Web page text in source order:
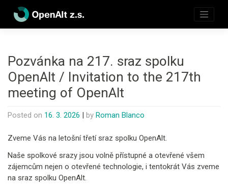
content
Pozvánka na 217. sraz spolku
OpenAlt / Invitation to the 217th
meeting of OpenAlt
Posted on 16. 3. 2026 by Roman Blanco
Zveme Vás na letošní třetí sraz spolku OpenAlt.
Naše spolkové srazy jsou volně přístupné a otevřené všem
zájemcům nejen o otevřené technologie, i tentokrát Vás zveme
na sraz spolku OpenAlt.